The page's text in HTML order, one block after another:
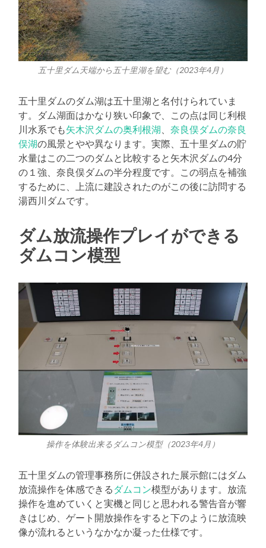
五十里ダム天端から五十里湖を望む（2023年4月）
五十里ダムのダム湖は五十里湖と名付けられていま
す。ダム湖面はかなり狭い印象で、この点は同じ利根
川水系でも矢木沢ダムの奥利根湖 、奈良俣ダムの奈良
俣湖の風景とやや異なります。実際、五十里ダムの貯
水量はこの二つのダムと比較すると矢木沢ダムの4分
の１強、奈良俣ダムの半分程度です。この弱点を補強
するために、上流に建設されたのがこの後に訪問する
湯西川ダムです。
ダム放流操作プレイができる
ダムコン模型
操作を体験出来るダムコン模型（2023年4月）
五十里ダムの管理事務所に併設された展示館にはダム
放流操作を体感できる ダムコン模型があります。放流
操作を進めていくと実機と同じと思われる警告音が響
きはじめ、ゲート開放操作をすると下のように放流映
像が流れるというなかなか凝った仕様です。